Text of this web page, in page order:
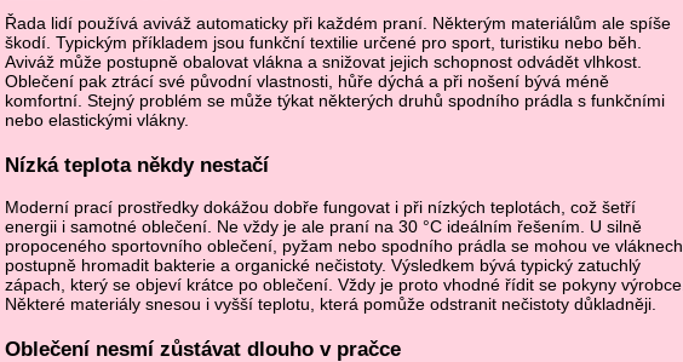
Řada lidí používá aviváž automaticky při každém praní. Některým materiálům ale spíše
škodí. Typickým příkladem jsou funkční textilie určené pro sport, turistiku nebo běh.
Aviváž může postupně obalovat vlákna a snižovat jejich schopnost odvádět vlhkost.
Oblečení pak ztrácí své původní vlastnosti, hůře dýchá a při nošení bývá méně
komfortní. Stejný problém se může týkat některých druhů spodního prádla s funkčními
nebo elastickými vlákny.
Nízká teplota někdy nestačí
Moderní prací prostředky dokážou dobře fungovat i při nízkých teplotách, což šetří
energii i samotné oblečení. Ne vždy je ale praní na 30 °C ideálním řešením. U silně
propoceného sportovního oblečení, pyžam nebo spodního prádla se mohou ve vláknech
postupně hromadit bakterie a organické nečistoty. Výsledkem bývá typický zatuchlý
zápach, který se objeví krátce po oblečení. Vždy je proto vhodné řídit se pokyny výrobce.
Některé materiály snesou i vyšší teplotu, která pomůže odstranit nečistoty důkladněji.
Oblečení nesmí zůstávat dlouho v pračce